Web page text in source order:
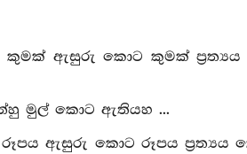
ඇසුරු කොට කුමක් ප්‍රත්‍යය
මුල් කොට ඇතියහ ...
ඇසුරු කොට රූපය ප්‍රත්‍යය